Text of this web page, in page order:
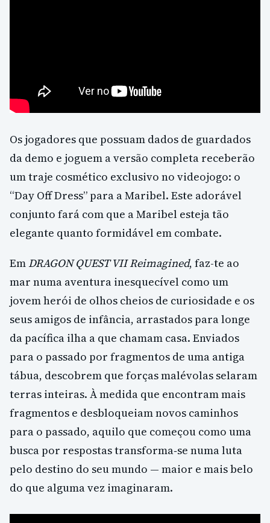
Os jogadores que possuam dados de guardados
da demo e joguem a versão completa receberão
um traje cosmético exclusivo no videojogo: o
“Day Off Dress” para a Maribel. Este adorável
conjunto fará com que a Maribel esteja tão
elegante quanto formidável em combate.
EmDRAGON QUEST VII Reimagined, faz-te ao
mar numa aventura inesquecível como um
jovem herói de olhos cheios de curiosidade e os
seus amigos de infância, arrastados para longe
da pacífica ilha a que chamam casa. Enviados
para o passado por fragmentos de uma antiga
tábua, descobrem que forças malévolas selaram
terras inteiras. À medida que encontram mais
fragmentos e desbloqueiam novos caminhos
para o passado, aquilo que começou como uma
busca por respostas transforma‑se numa luta
pelo destino do seu mundo — maior e mais belo
do que alguma vez imaginaram.